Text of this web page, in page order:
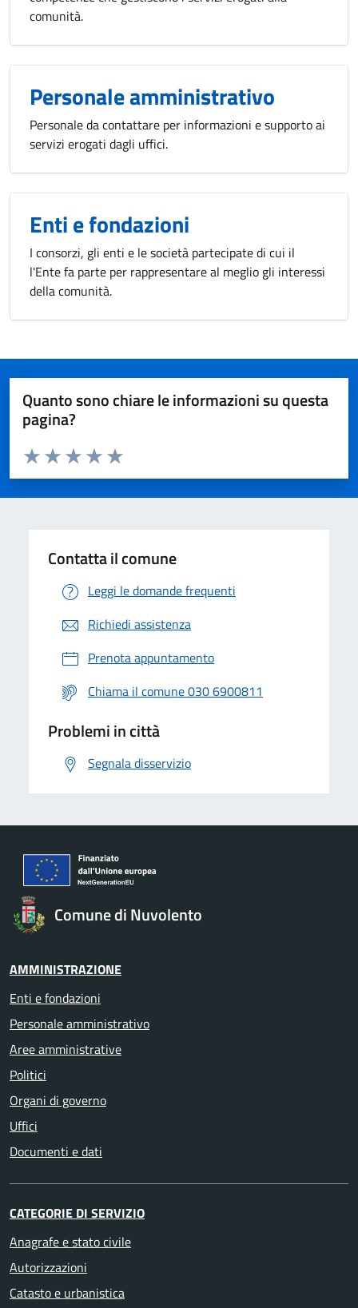
comunità.
Personale amministrativo
Personale da contattare per informazioni e supporto ai
servizi erogati dagli uffici.
Enti e fondazioni
I consorzi, gli enti e le società partecipate di cui il
l'Ente fa parte per rappresentare al meglio gli interessi
della comunità.
Quanto sono chiare le informazioni su questa
pagina?
Valuta da 1 a 5 stelle la pagina
Valuta 5 stelle su 5
Valuta 4 stelle su 5
Valuta 3 stelle su 5
Valuta 2 stelle su 5
Valuta 1 stelle su 5
Contatta il comune
Leggi le domande frequenti
Richiedi assistenza
Prenota appuntamento
Chiama il comune 030 6900811
Problemi in città
Segnala disservizio
Comune di Nuvolento
AMMINISTRAZIONE
Enti e fondazioni
Personale amministrativo
Aree amministrative
Politici
Organi di governo
Uffici
Documenti e dati
CATEGORIE DI SERVIZIO
Anagrafe e stato civile
Autorizzazioni
Catasto e urbanistica